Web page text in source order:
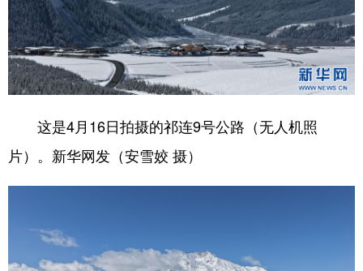
这是4月16日拍摄的祁连9号公路（无人机照
片）。新华网发（安雪姣 摄）